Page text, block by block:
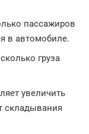
пассажиров
в автомобиле.
груза
увеличить
складывания